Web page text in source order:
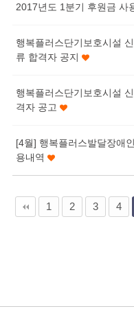
2017년도 1분기 후원금 사
행복플러스단기보호시설
류 합격자 공지
행복플러스단기보호시설
격자 공고
[4월] 행복플러스발달장애
용내역
1 2 3 4